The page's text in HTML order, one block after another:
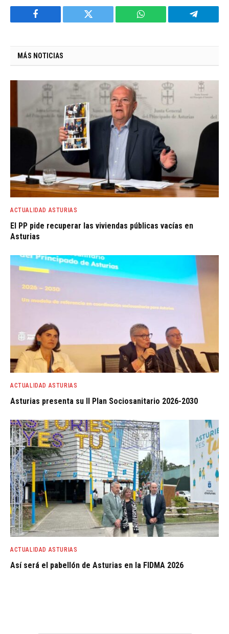
Facebook Twitter WhatsApp Telegram
MÁS NOTICIAS
ACTUALIDAD ASTURIAS
El PP pide recuperar las viviendas públicas vacías en
Asturias
ACTUALIDAD ASTURIAS
Asturias presenta su II Plan Sociosanitario 2026-2030
ACTUALIDAD ASTURIAS
Así será el pabellón de Asturias en la FIDMA 2026